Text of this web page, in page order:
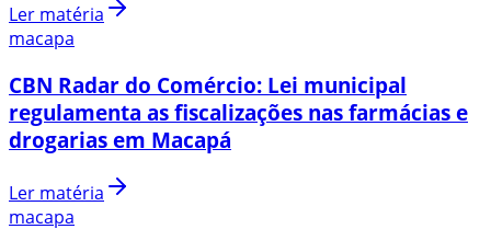
Ler matéria
macapa
CBN Radar do Comércio: Lei municipal
regulamenta as fiscalizações nas farmácias e
drogarias em Macapá
Ler matéria
macapa